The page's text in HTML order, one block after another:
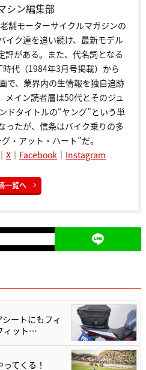
シン編集部
舗モーターサイクルマガジンの
イク達を追い続け、最新モデル
評がある。また、代名詞となる
代（1984年3月号掲載）から
で、業界内の生情報を独自追跡
メイン読者層は50代とそのジュ
ドタイトルの“ヤング”という単
ったが、信条はバイク乗りの多
・アット・ハート”だ。
｜ X ｜ Facebook ｜ Instagram
一覧へ
ートにもフィ
ィット…
てくる！